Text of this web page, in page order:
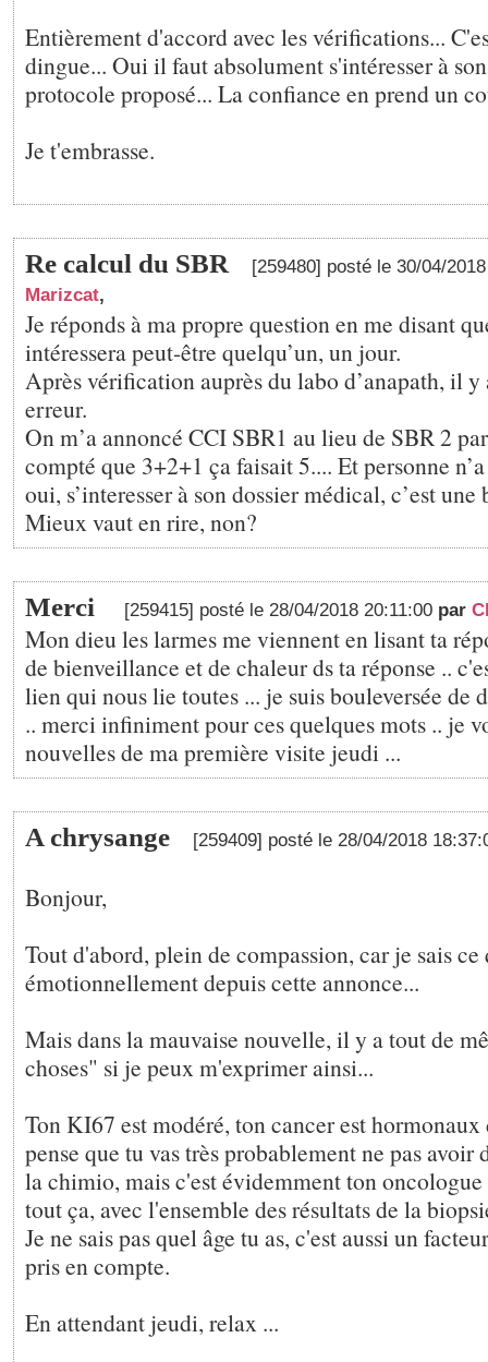
Entièrement d'accord avec les vérifications...
dingue... Oui il faut absolument s'intéresser à
protocole proposé... La confiance en prend un
Je t'embrasse.
Re calcul du SBR
[259480] posté le 30/04/
Marizcat,
Je réponds à ma propre question en me disant
intéressera peut-être quelqu’un, un jour.
Après vérification auprès du labo d’anapath, il
erreur.
On m’a annoncé CCI SBR1 au lieu de SBR 2
compté que 3+2+1 ça faisait 5.... Et personne
oui, s’interesser à son dossier médical, c’est une
Mieux vaut en rire, non?
Merci [259415] posté le 28/04/2018 20:11:00 par
Mon dieu les larmes me viennent en lisant ta
de bienveillance et de chaleur ds ta réponse ..
lien qui nous lie toutes ... je suis bouleversée de
.. merci infiniment pour ces quelques mots .. je
nouvelles de ma première visite jeudi ...
A chrysange [259409] posté le 28/04/2018
Bonjour,
Tout d'abord, plein de compassion, car je sais ce
émotionnellement depuis cette annonce...
Mais dans la mauvaise nouvelle, il y a tout de
choses" si je peux m'exprimer ainsi...
Ton KI67 est modéré, ton cancer est hormonaux
pense que tu vas très probablement ne pas
la chimio, mais c'est évidemment ton
tout ça, avec l'ensemble des résultats de la
Je ne sais pas quel âge tu as, c'est aussi un
pris en compte.
En attendant jeudi, relax ...